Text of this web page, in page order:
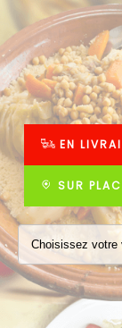
ACCUEIL
LA CARTE
VOTRE
NOTRE
VOS AVIS
MENTIONS
EN
SUR